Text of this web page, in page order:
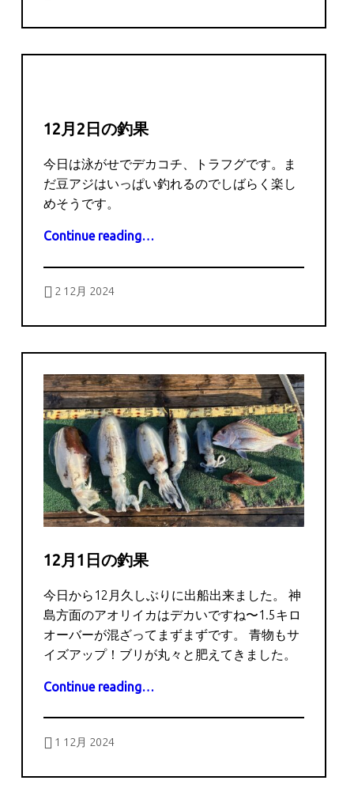
12月2日の釣果
今日は泳がせでデカコチ、トラフグです。ま
だ豆アジはいっぱい釣れるのでしばらく楽し
めそうです。
Continue reading“12月2日の釣果”
…
2 12月 2024
12月1日の釣果
今日から12月久しぶりに出船出来ました。 神
島方面のアオリイカはデカいですね〜1.5キロ
オーバーが混ざってまずまずです。 青物もサ
イズアップ！ブリが丸々と肥えてきました。
Continue reading“12月1日の釣果”
…
1 12月 2024